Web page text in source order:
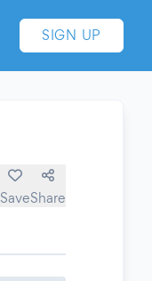
SIGN UP
SaveShare